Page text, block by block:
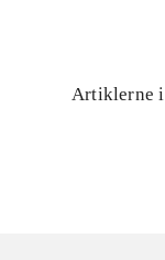
Artiklerne i